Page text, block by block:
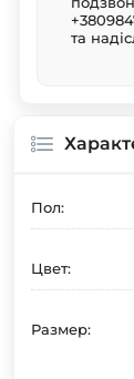
та
Пол:
Цвет:
Размер: